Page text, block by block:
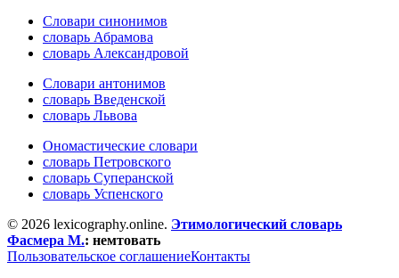
Словари синонимов
словарь Абрамова
словарь Александровой
Словари антонимов
словарь Введенской
словарь Львова
Ономастические словари
словарь Петровского
словарь Суперанской
словарь Успенского
© 2026 lexicography.online. Этимологический словарь
Фасмера М.: немтовать
Пользовательское соглашениеКонтакты